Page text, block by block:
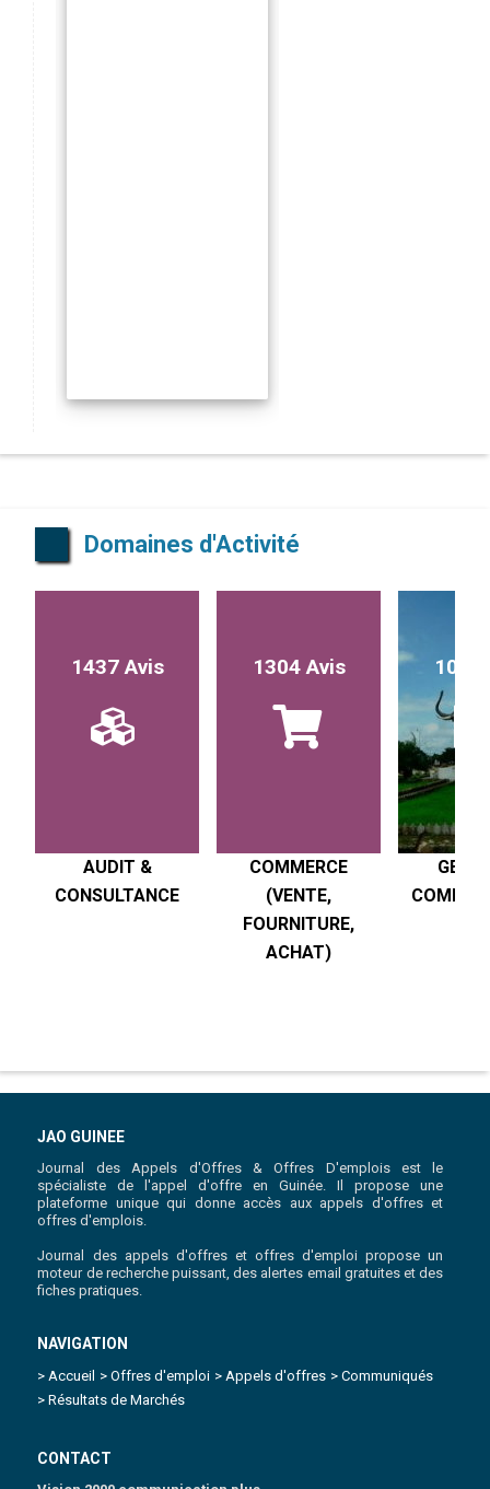
Domaines d'Activité
1437 Avis
AUDIT &
CONSULTANCE
1304 Avis
COMMERCE
(VENTE,
FOURNITURE,
ACHAT)
1017
JAO GUINEE
Journal des Appels d'Offres & Offres D'emplois est le
spécialiste de l'appel d'offre en Guinée. Il propose une
plateforme unique qui donne accès aux appels d'offres et
offres d'emplois.
Journal des appels d'offres et offres d'emploi propose un
moteur de recherche puissant, des alertes email gratuites et des
fiches pratiques.
NAVIGATION
> Accueil > Offres d'emploi > Appels d'offres > Communiqués
> Résultats de Marchés
CONTACT